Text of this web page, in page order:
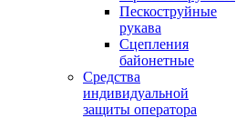
Пескоструйные
рукава
Сцепления
байонетные
Средства
индивидуальной
защиты оператора